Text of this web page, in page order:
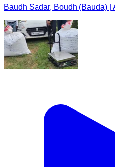
Baudh Sadar, Boudh (Bauda) |